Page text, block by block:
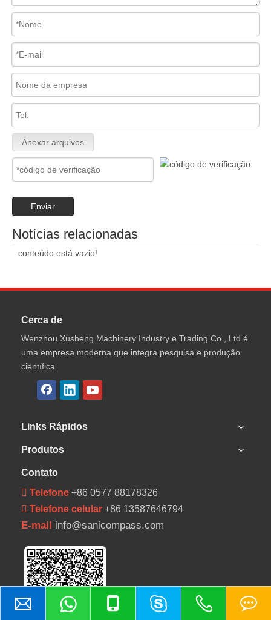
Anexar arquivos
Enviar
Notícias relacionadas
conteúdo está vazio!
Cerca de
Wenzhou Xusheng Machinery Industry e Trading Co., Ltd é
uma empresa moderna que integra pesquisa e produção
científica.
Links Rápidos
Produtos
Contato
 Telefone +86 0577 88178326
 Telefone celular +86 13587646794
E-mail info@sanicompass.com